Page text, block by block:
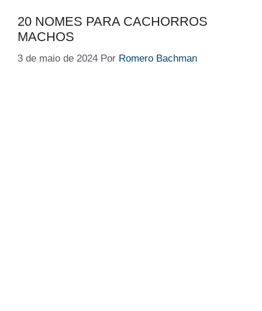
20 NOMES PARA CACHORROS
MACHOS
3 de maio de 2024 Por Romero Bachman